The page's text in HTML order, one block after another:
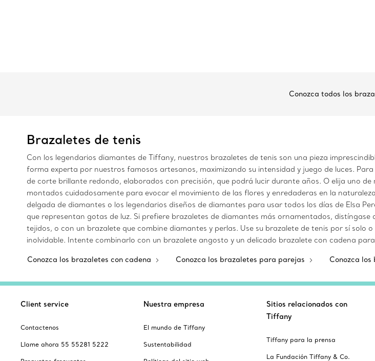
Conozca todos los
Brazaletes de tenis
Con los legendarios diamantes de Tiffany, nuestros brazaletes de tenis son una pieza
forma experta por nuestros famosos artesanos, maximizando su intensidad y juego de luces.
de corte brillante redondo, elaborados con precisión, que podrá lucir durante años. O elija uno
montados cuidadosamente para evocar el movimiento de las flores y enredaderas en la
delgada de diamantes o los legendarios diseños de diamantes para usar todos los días de Elsa
que representan gotas de luz. Si prefiere brazaletes de diamantes más ornamentados,
tejidos, o con un brazalete que combine diamantes y perlas. Use su brazalete de tenis por sí
inolvidable. Intente combinarlo con un brazalete angosto y un delicado brazalete con cadena
Conozca los brazaletes con cadena Conozca los brazaletes para parejas Conozca
Client service
Contactenos
Llame ahora 55 55281 5222
Nuestra empresa
El mundo de Tiffany
Sustentabilidad
Sitios relacionados con
Tiffany
Tiffany para la prensa
La Fundación Tiffany & Co.